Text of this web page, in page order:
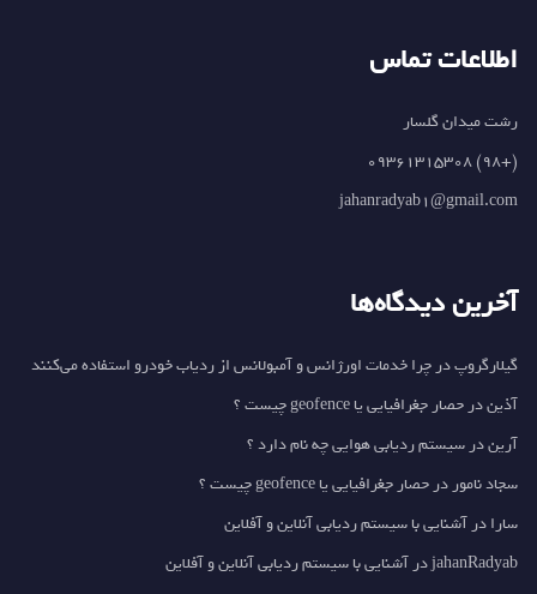
اطلاعات تماس
رشت میدان گلسار
(+98) 09361315308
jahanradyab1@gmail.com
آخرین دیدگاه‌ها
گیلارگروپدر چرا خدمات اورژانس و آمبولانس از ردیاب خودرو استفاده می‌کنند
آذیندر حصار جغرافیایی یا geofence چیست ؟
آریندر سیستم ردیابی هوایی چه نام دارد ؟
سجاد نامور در حصار جغرافیایی یا geofence چیست ؟
سارادر آشنایی با سیستم ردیابی آنلاین و آفلاین
jahanRadyabدر آشنایی با سیستم ردیابی آنلاین و آفلاین